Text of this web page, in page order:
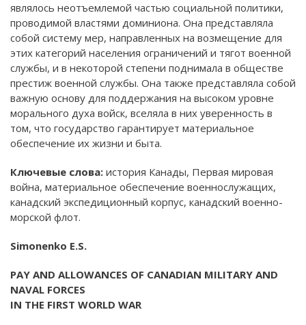
являлось неотъемлемой частью социальной политики,
проводимой властями доминиона. Она представляла
собой систему мер, направленных на возмещение для
этих категорий населения ограничений и тягот военной
службы, и в некоторой степени поднимала в обществе
престиж военной службы. Она также представляла собой
важную основу для поддержания на высоком уровне
морального духа войск, вселяла в них уверенность в
том, что государство гарантирует материальное
обеспечение их жизни и быта.
Ключевые слова: история Канады, Первая мировая
война, материальное обеспечение военнослужащих,
канадский экспедиционный корпус, канадский военно-
морской флот.
Simonenko E.S.
PAY AND ALLOWANCES OF CANADIAN MILITARY AND
NAVAL FORCES
IN THE FIRST WORLD WAR